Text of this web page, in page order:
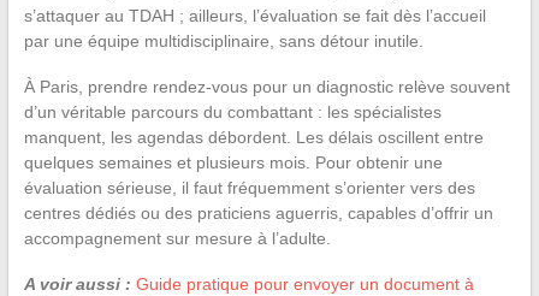
s’attaquer au TDAH ; ailleurs, l’évaluation se fait dès l’accueil
par une équipe multidisciplinaire, sans détour inutile.
À Paris, prendre rendez-vous pour un diagnostic relève souvent
d’un véritable parcours du combattant : les spécialistes
manquent, les agendas débordent. Les délais oscillent entre
quelques semaines et plusieurs mois. Pour obtenir une
évaluation sérieuse, il faut fréquemment s’orienter vers des
centres dédiés ou des praticiens aguerris, capables d’offrir un
accompagnement sur mesure à l’adulte.
A voir aussi : Guide pratique pour envoyer un document à